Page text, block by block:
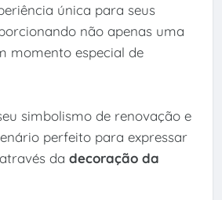
única para seus
não apenas uma
momento especial de
simbolismo de renovação e
perfeito para expressar
da decoração da